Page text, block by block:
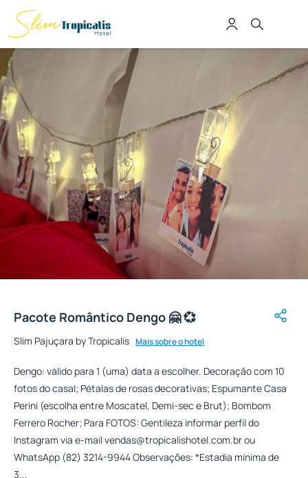
Pacote Romântico Dengo 🤗 💞
Slim Pajuçara by Tropicalis Mais sobre o hotel
Dengo: válido para 1 (uma) data a escolher. Decoração com 10
fotos do casal; Pétalas de rosas decorativas; Espumante Casa
Perini (escolha entre Moscatel, Demi-sec e Brut); Bombom
Ferrero Rocher; Para FOTOS: Gentileza informar perfil do
Instagram via e-mailvendas@tropicalishotel.com.brou
WhatsApp (82) 3214-9944 Observações: *Estadia mínima de
3...